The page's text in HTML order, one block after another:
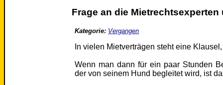
Frage an die Mietrechtsexperten
Kategorie: Vergangen
In vielen Mietverträgen steht eine
Wenn man dann für ein paar Stunden
der von seinem Hund begleitet wird, ist